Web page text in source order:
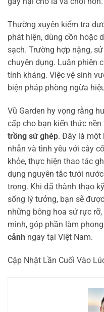
Thường xuyên kiểm tra
phát hiện, dùng cồn hoặc
sạch. Trường hợp nặng,
chuyên dụng. Luân phiên
tính kháng. Việc vệ sinh
biện pháp phòng ngừa
Vũ Garden hy vọng rằng
cấp cho bạn kiến thức
trồng sứ ghép. Đây là một
nhẫn và tình yêu với cây
khỏe, thực hiện thao tác
dụng nguyên tắc tưới
trọng. Khi đã thành thạo
sống lý tưởng, bạn sẽ
những bông hoa sứ rực
mình, góp phần làm
cảnh ngay tại Việt Nam.
Cập Nhật Lần Cuối Vào